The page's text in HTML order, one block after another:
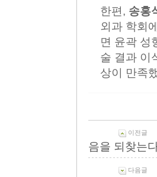
한편, 송홍
외과 학회
면 윤곽 성
술 결과 이
상이 만족
이전글
음을 되찾는
다음글